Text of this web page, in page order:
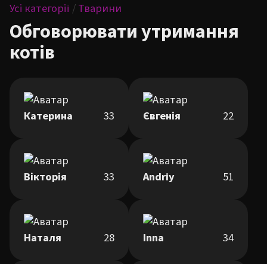
Усі категорії /Тварини
Обговорювати утримання
котів
Катерина 33 Євгенія 22
Вікторія 33 Andriy 51
Наталя 28 Inna 34